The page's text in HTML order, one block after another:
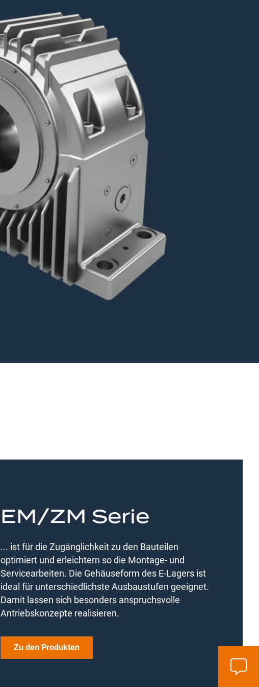
EM/ZM Serie
... ist für die Zugänglichkeit zu den Bauteilen
optimiert und erleichtern so die Montage- und
Servicearbeiten. Die Gehäuseform des E-Lagers ist
ideal für unterschiedlichste Ausbaustufen geeignet.
Damit lassen sich besonders anspruchsvolle
Antriebskonzepte realisieren.
Zu den Produkten